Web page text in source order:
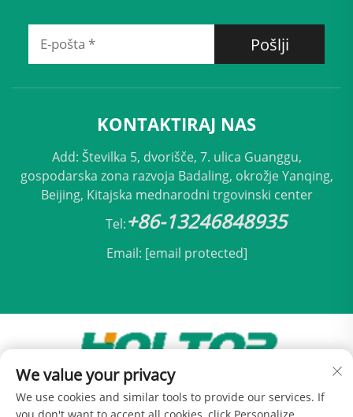
Pošlji
KONTAKTIRAJ NAS
Add: Številka 5, dvorišče, 7. ulica Guanggu,
gospodarska zona razvoja Badaling, okrožje Yanqing,
Beijing, Kitajska mednarodni trgovinski center
Tel:+86-13246848935
Email: [email protected]
Avtorji pravic © 2025 Beijing Holtop Klimatizacija,
d.o.o. - Politika zasebnosti
We value your privacy
We use cookies and similar tools to provide our services. If